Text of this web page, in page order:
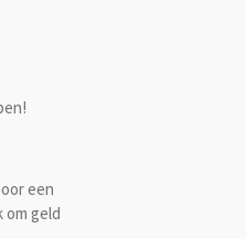
een
om geld